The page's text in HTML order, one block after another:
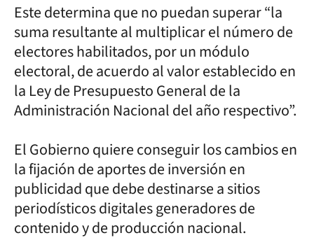
Este determina que no puedan superar “la
suma resultante al multiplicar el número de
electores habilitados, por un módulo
electoral, de acuerdo al valor establecido en
la Ley de Presupuesto General de la
Administración Nacional del año respectivo”.
El Gobierno quiere conseguir los cambios en
la fijación de aportes de inversión en
publicidad que debe destinarse a sitios
periodísticos digitales generadores de
contenido y de producción nacional.